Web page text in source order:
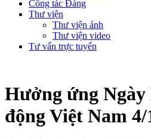
Công tác Đảng
Thư viện
Thư viện ảnh
Thư viện video
Tư vấn trực tuyến
Hưởng ứng
động Việt Nam 4/